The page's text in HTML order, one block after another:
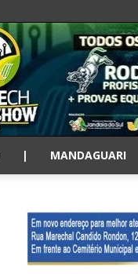
| MANDAGUARI